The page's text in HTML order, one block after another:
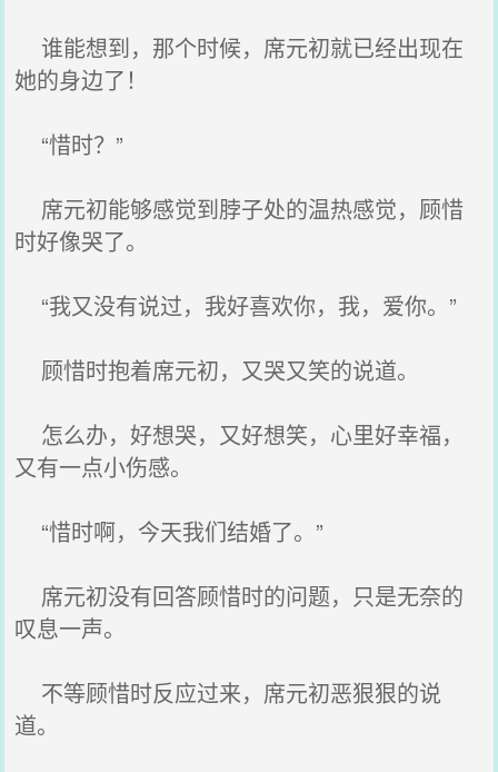
谁能想到，那个时候，席元初就已经出现在
她的身边了！
“惜时？”
席元初能够感觉到脖子处的温热感觉，顾惜
时好像哭了。
“我又没有说过，我好喜欢你，我，爱你。”
顾惜时抱着席元初，又哭又笑的说道。
怎么办，好想哭，又好想笑，心里好幸福，
又有一点小伤感。
“惜时啊，今天我们结婚了。”
席元初没有回答顾惜时的问题，只是无奈的
叹息一声。
不等顾惜时反应过来，席元初恶狠狠的说
道。